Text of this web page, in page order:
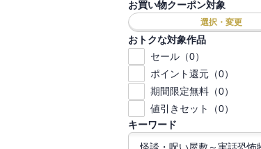
お買い物クーポン対象
選択・変更
おトクな対象作品
セール（0）
ポイント還元（0）
期間限定無料（0）
値引きセット（0）
キーワード